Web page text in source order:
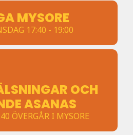
MYSORE
17:40 - 19:00
OCH
ASANAS
ÖVERGÅR I MYSORE